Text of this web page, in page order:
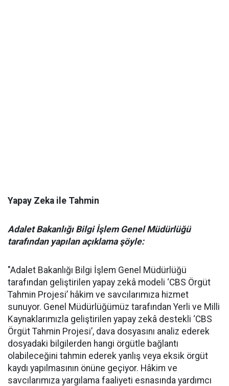
Yapay Zeka ile Tahmin
Adalet Bakanlığı Bilgi İşlem Genel Müdürlüğü
tarafından yapılan açıklama şöyle:
"Adalet Bakanlığı Bilgi İşlem Genel Müdürlüğü
tarafından geliştirilen yapay zekâ modeli ‘CBS Örgüt
Tahmin Projesi’ hâkim ve savcılarımıza hizmet
sunuyor. Genel Müdürlüğümüz tarafından Yerli ve Milli
Kaynaklarımızla geliştirilen yapay zekâ destekli ‘CBS
Örgüt Tahmin Projesi’, dava dosyasını analiz ederek
dosyadaki bilgilerden hangi örgütle bağlantı
olabileceğini tahmin ederek yanlış veya eksik örgüt
kaydı yapılmasının önüne geçiyor. Hâkim ve
savcılarımıza yargılama faaliyeti esnasında yardımcı